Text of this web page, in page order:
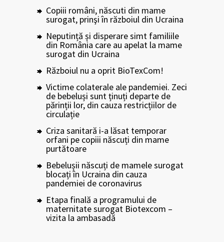
Copiii români, născuti din mame
surogat, prinşi în războiul din Ucraina
Neputință și disperare simt familiile
din România care au apelat la mame
surogat din Ucraina
Războiul nu a oprit BioTexCom!
Victime colaterale ale pandemiei. Zeci
de bebeluși sunt ținuți departe de
părinții lor, din cauza restricțiilor de
circulație
Criza sanitară i-a lăsat temporar
orfani pe copiii născuți din mame
purtătoare
Bebelușii născuți de mamele surogat
blocați în Ucraina din cauza
pandemiei de coronavirus
Etapa finală a programului de
maternitate surogat Biotexcom –
vizita la ambasadă